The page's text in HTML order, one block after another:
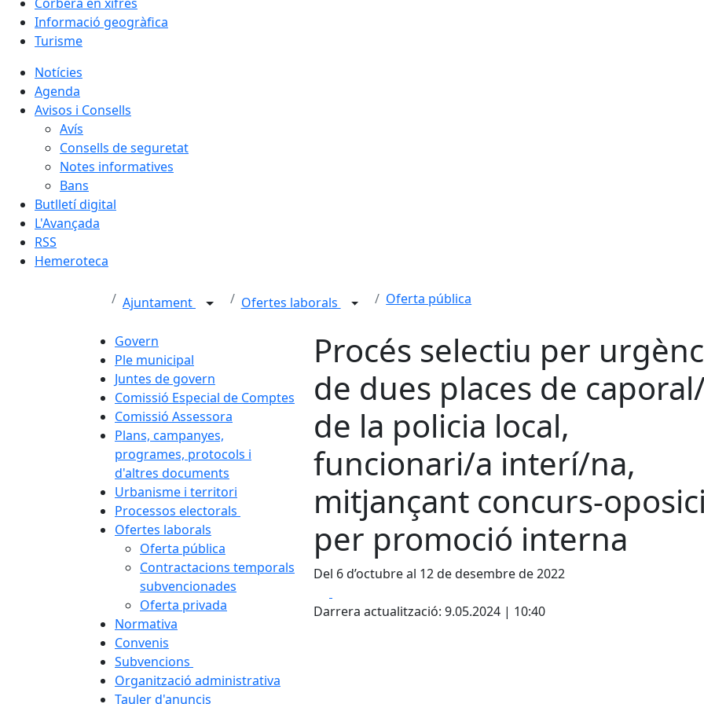
Informació geogràfica
Turisme
Notícies
Agenda
Avisos i Consells
Avís
Consells de seguretat
Notes informatives
Bans
Butlletí digital
L'Avançada
RSS
Hemeroteca
Ajuntament Ofertes laborals Oferta pública
Govern
Ple municipal
Juntes de govern
Comissió Especial de Comptes
Comissió Assessora
Plans, campanyes,
programes, protocols i
d'altres documents
Urbanisme i territori
Processos electorals
Ofertes laborals
Oferta pública
Contractacions temporals
subvencionades
Oferta privada
Normativa
Convenis
Subvencions
Organització administrativa
Tauler d'anuncis
Procés selectiu per
de dues places de
de la policia local,
funcionari/a interí/na,
mitjançant concurs-
per promoció interna
Del 6 d’octubre al 12 de desembre de 2022
Darrera actualització: 9.05.2024 | 10:40